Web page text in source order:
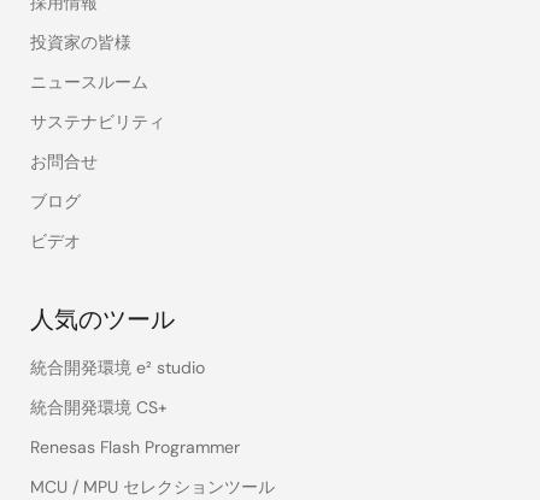
投資家の皆様
ニュースルーム
サステナビリティ
お問合せ
ブログ
ビデオ
人気のツール
統合開発環境 e² studio
統合開発環境 CS+
Renesas Flash Programmer
MCU / MPU セレクションツール